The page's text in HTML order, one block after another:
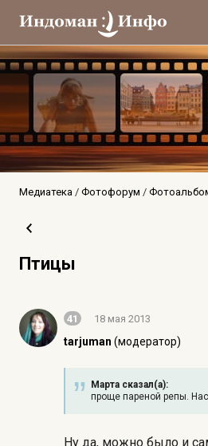
Медиатека Фотофорум
Птицы
41 18 мая 2013
tarjuman (модератор)
Марта сказал(а):
проще пареной репы.
Ну да, можно было и